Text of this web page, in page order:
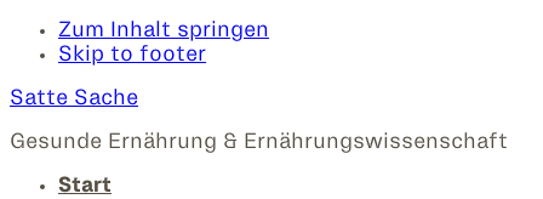
Zum Inhalt springen
Skip to footer
Satte Sache
Gesunde Ernährung & Ernährungswissenschaft
Start